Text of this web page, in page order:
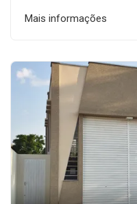
Mais informações